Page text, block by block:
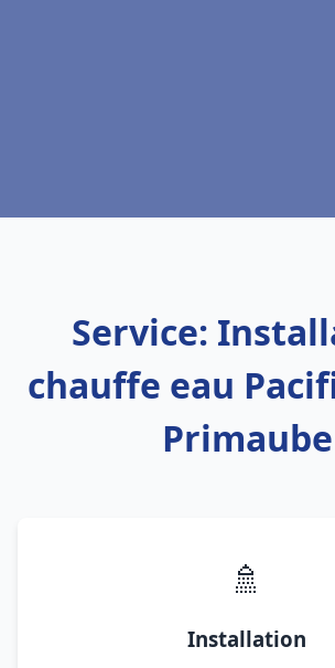
Service:
chauffe eau
Primaube
🚿
Installation